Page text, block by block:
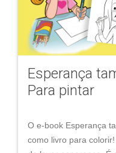
Esperança
Para pintar
O e-book Esperança
como livro para